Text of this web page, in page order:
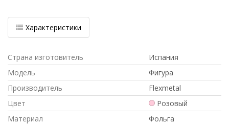
Характеристики
Страна изготовитель
Испания
Модель
Фигура
Производитель
Flexmetal
Цвет
Розовый
Материал
Фольга